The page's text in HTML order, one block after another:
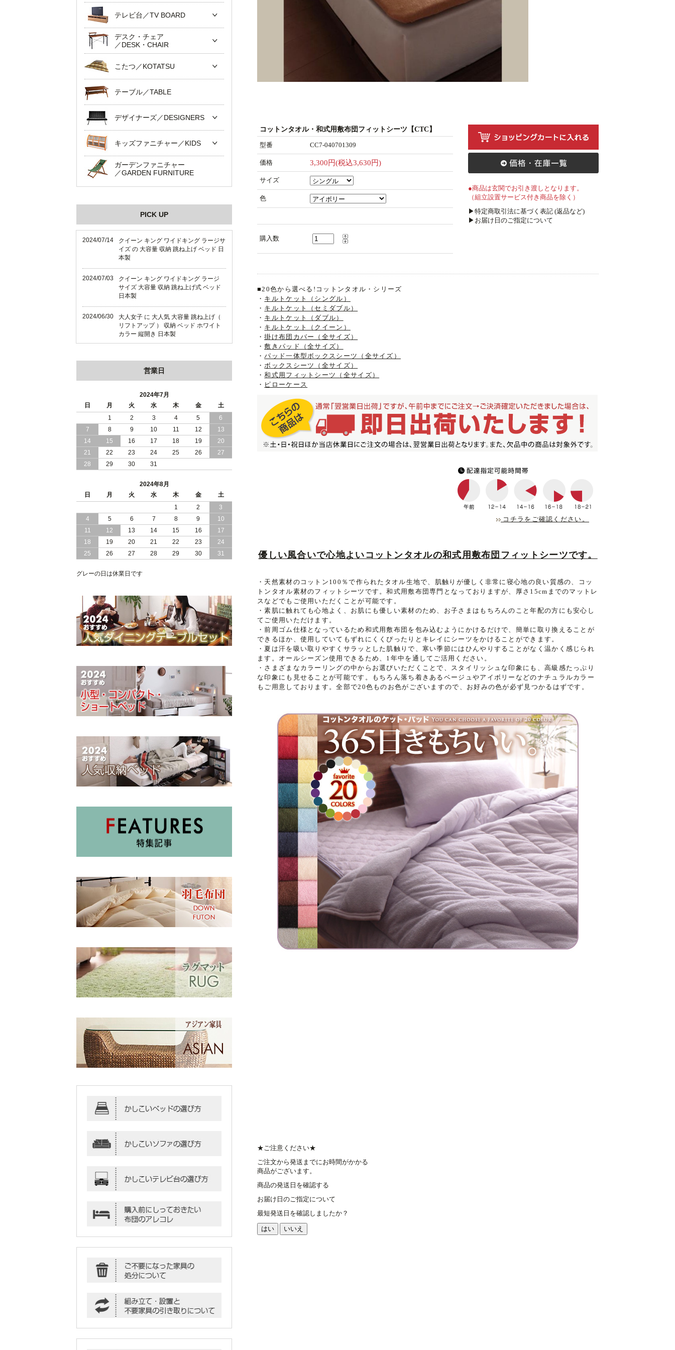
コットンタオル・和式用敷布団フィットシーツ【CTC】
型番 CC7-040701309
価格 3,300円(税込3,630円)
サイズ
色
購入数
●商品は玄関でお引き渡しとなります。
（組立設置サービス付き商品を除く）
▶特定商取引法に基づく表記 (返品など)
▶お届け日のご指定について
■20色から選べる!コットンタオル・シリーズ
・ キルトケット（シングル）
・ キルトケット（セミダブル）
・ キルトケット（ダブル）
・ キルトケット（クイーン）
・掛け布団カバー（全サイズ）
・敷きパッド（全サイズ）
・パッド一体型ボックスシーツ（全サイズ）
・ボックスシーツ（全サイズ）
・和式用フィットシーツ（全サイズ）
・ ピローケース
コチラをご確認ください。
優しい風合いで心地よいコットンタオルの和式用敷布団フィットシーツです。
・天然素材のコットン100％で作られたタオル生地で、肌触りが優しく非常に寝心地の良い質感の、コッ
トンタオル素材のフィットシーツです。和式用敷布団専門となっておりますが、厚さ15cmまでのマットレ
スなどでもご使用いただくことが可能です。
・素肌に触れても心地よく、お肌にも優しい素材のため、お子さまはもちろんのこと年配の方にも安心し
てご使用いただけます。
・前周ゴム仕様となっているため和式用敷布団を包み込むようにかけるだけで、簡単に取り換えることが
できるほか、使用していてもずれにくくぴったりとキレイにシーツをかけることができます。
・夏は汗を吸い取りやすくサラッとした肌触りで、寒い季節にはひんやりすることがなく温かく感じられ
ます。オールシーズン使用できるため、1年中を通してご活用ください。
・さまざまなカラーリングの中からお選びいただくことで、スタイリッシュな印象にも、高級感たっぷり
な印象にも見せることが可能です。もちろん落ち着きあるベージュやアイボリーなどのナチュラルカラー
もご用意しております。全部で20色ものお色がございますので、お好みの色が必ず見つかるはずです。
★ご注意ください★
ご注文から発送までにお時間がかかる
商品がございます。
商品の発送日を確認する
お届け日のご指定について
最短発送日を確認しましたか？
はい いいえ
テレビ台／TV BOARD
デスク・チェア
／DESK・CHAIR
こたつ／KOTATSU
テーブル／TABLE
デザイナーズ／DESIGNERS
キッズファニチャー／KIDS
ガーデンファニチャー
／GARDEN FURNITURE
PICK UP
2024/07/14
クイーン キング ワイドキング ラージサ
イズ の 大容量 収納 跳ね上げ ベッド 日
本製
2024/07/03
クイーン キング ワイドキング ラージ
サイズ 大容量 収納 跳ね上げ式 ベッド
日本製
2024/06/30
大人女子 に 大人気 大容量 跳ね上げ（
リフトアップ ） 収納 ベッド ホワイト
カラー 縦開き 日本製
ワイトカラー 縦開き 日本製
全長190cm ショート丈 コンパクト 大容
量 収納力 の 跳ね上げ （ リフトアップ
） 式 ベッド 横開き 日本製
2024/05/27
日本製 大容量 収納 跳ね上げ式 リフト
アップ 横開き ヘッドボードレス ベッド
組立設置サービス付
2024/05/21
日本製 大容量 収納 跳ね上げ式 リフト
組立設置付
日本製 大容量 収納 跳ね上げ式 （ リフ
トアップ ） ベッド 横開き ヘッドボー
ド 組立設置 付き
2024/04/25
日本製 収納 跳ね上げ式 リフトアップ
ベッド 縦開き ヘッドボード 組立設置サ
営業日
2024年7月
日
月 火 水 木 金
土
1
2 3 4 5
6
7
8 9 10 11 12
13
14
15 16 17 18 19
20
21
22 23 24 25 26
27
28
29 30 31
2024年8月
日
月 火 水 木 金
土
1
2
3
4
5 6 7 8 9
10
11
12 13 14 15 16
17
18
19 20 21 22 23
24
25
26 27 28 29 30 31
グレーの日は休業日です